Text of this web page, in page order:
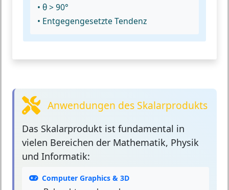
• θ > 90°
• Entgegengesetzte Tendenz
Anwendungen des Skalarprodukts
Das Skalarprodukt ist fundamental in
vielen Bereichen der Mathematik, Physik
und Informatik:
Computer Graphics & 3D